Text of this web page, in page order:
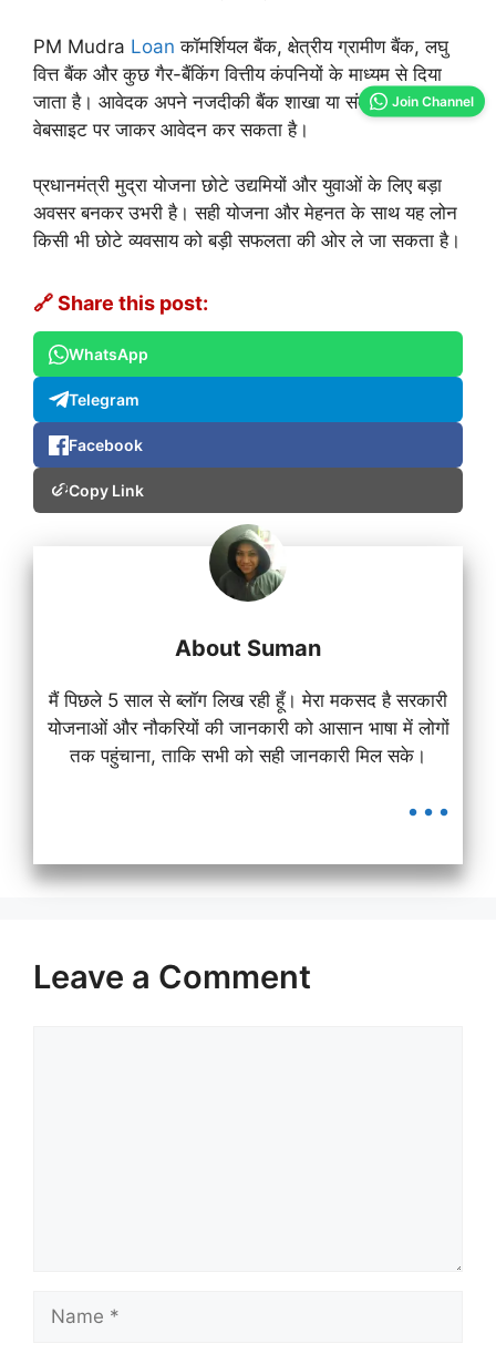
PM Mudra Loan कॉमर्शियल बैंक, क्षेत्रीय ग्रामीण बैंक, लघु
वित्त बैंक और कुछ गैर-बैंकिंग वित्तीय कंपनियों के माध्यम से दिया
जाता है। आवेदक अपने नजदीकी बैंक शाखा या संबंधित बैंक की
वेबसाइट पर जाकर आवेदन कर सकता है।
प्रधानमंत्री मुद्रा योजना छोटे उद्यमियों और युवाओं के लिए बड़ा
अवसर बनकर उभरी है। सही योजना और मेहनत के साथ यह लोन
किसी भी छोटे व्यवसाय को बड़ी सफलता की ओर ले जा सकता है।
🔗 Share this post:
WhatsApp
Telegram
Facebook
Copy Link
About Suman
मैं पिछले 5 साल से ब्लॉग लिख रही हूँ। मेरा मकसद है सरकारी
योजनाओं और नौकरियों की जानकारी को आसान भाषा में लोगों
तक पहुंचाना, ताकि सभी को सही जानकारी मिल सके।
...
Leave a Comment
Name
Join Channel